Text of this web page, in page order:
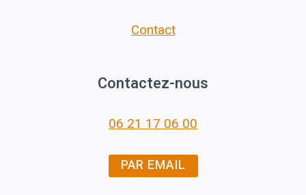
Contact
Contactez-nous
06 21 17 06 00
PAR EMAIL